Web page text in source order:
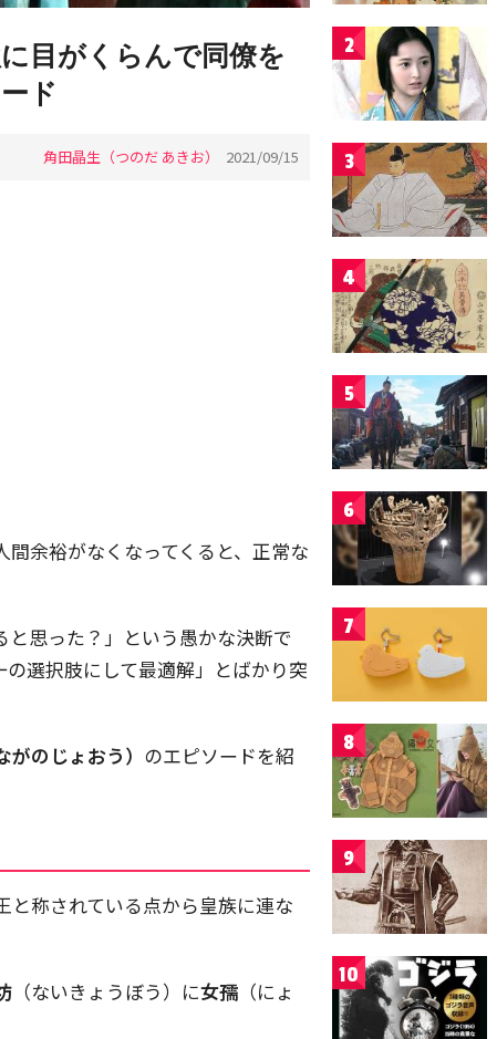
目がくらんで同僚を
ド
角田晶生（つのだ あきお） 2021/09/15
余裕がなくなってくると、正常な
思った？」という愚かな決断で
選択肢にして最適解」とばかり突
がのじょおう） のエピソードを紹
称されている点から皇族に連な
（ないきょうぼう）に女孺 （にょ
2
3
4
5
6
7
8
9
10